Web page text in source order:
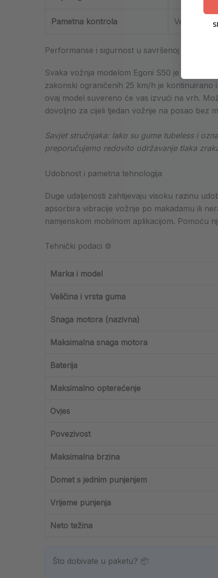
Pametna kontrola Veza s
Performanse i sigurnost u savršenoj harmoniji
Svaka vožnja modelom Egoni S50 je
zakonski ograničenih 25 km/h je kontinuirano
ovaj model suvereno će vas izvući na vrh.
dovoljno za cijeli tjedan vožnje na posao bez
Savjet stručnjaka: Iako su gume tubeless i
preporučujemo redovito održavanje tlaka
Udobnost i pametna tehnologija
Duge udaljenosti zahtijevaju visoku razinu
apsorbira vibracije vožnje po makadamu ili
namjenskom mobilnom aplikacijom. Pomoću
Tehnički podaci ⚙️
Marka i model
Veličina i vrsta guma
Snaga motora (nazivna)
Maksimalna snaga motora
Baterija
Maksimalno opterećenje
Ovjes
Povezivost
Maksimalna brzina
Domet s jednim punjenjem
Vrijeme punjenja
Neto težina
Što dobivate u paketu? 📦